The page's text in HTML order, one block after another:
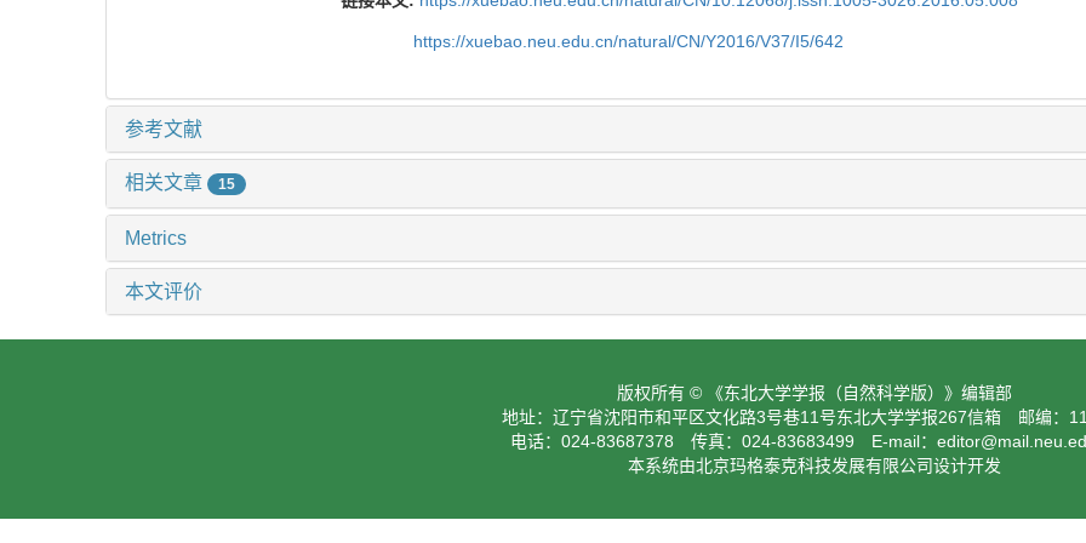
https://xuebao.neu.edu.cn/natural/CN/Y2016/V37/I5/642
参考文献
相关文章 15
Metrics
本文评价
版权所有 © 《东北大学学报（自然科学版）》编辑部
地址：辽宁省沈阳市和平区文化路3号巷11号东北大学学报267信箱 邮编：
电话：024-83687378 传真：024-83683499 E-mail：
本系统由北京玛格泰克科技发展有限公司设计开发